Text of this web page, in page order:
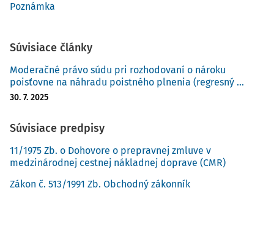
Poznámka
Súvisiace články
Moderačné právo súdu pri rozhodovaní o nároku
poisťovne na náhradu poistného plnenia (regresný ...
30. 7. 2025
Súvisiace predpisy
11/1975 Zb. o Dohovore o prepravnej zmluve v
medzinárodnej cestnej nákladnej doprave (CMR)
Zákon č. 513/1991 Zb. Obchodný zákonník